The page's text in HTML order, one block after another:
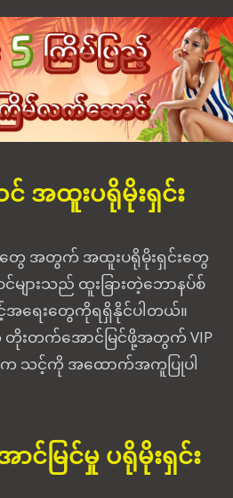
င် အထူးပရိုမိုးရှင်း
င်တွေ အတွက် အထူးပရိုမိုးရှင်းတွေ
များသည် ထူးခြားတဲ့ဘောနပ်စ်
အရေးတွေကိုရရှိနိုင်ပါတယ်။
တိုးတက်အောင်မြင်ဖို့အတွက် VIP
ေက သင့်ကို အထောက်အကူပြုပါ
မြင်မှု ပရိုမိုးရှင်း